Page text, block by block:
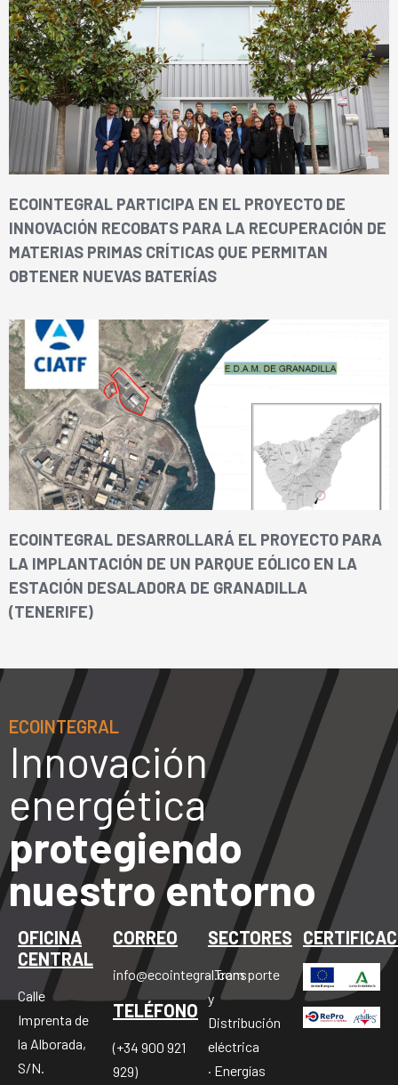
ECOINTEGRAL PARTICIPA EN EL PROYECTO DE
INNOVACIÓN RECOBATS PARA LA RECUPERACIÓN DE
MATERIAS PRIMAS CRÍTICAS QUE PERMITAN
OBTENER NUEVAS BATERÍAS
ECOINTEGRAL DESARROLLARÁ EL PROYECTO PARA
LA IMPLANTACIÓN DE UN PARQUE EÓLICO EN LA
ESTACIÓN DESALADORA DE GRANADILLA
(TENERIFE)
ECOINTEGRAL
Innovación
energética
protegiendo
nuestro entorno
OFICINA
CENTRAL
Calle
Imprenta de
la Alborada,
S/N.
CORREO
info@ecointegral.com
TELÉFONO
(+34 900 921
929)
SECTORES
· Transporte
y
Distribución
eléctrica
· Energías